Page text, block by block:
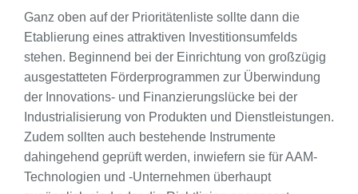
Ganz oben auf der Prioritätenliste sollte dann die
Etablierung eines attraktiven Investitionsumfelds
stehen. Beginnend bei der Einrichtung von großzügig
ausgestatteten Förderprogrammen zur Überwindung
der Innovations- und Finanzierungslücke bei der
Industrialisierung von Produkten und Dienstleistungen.
Zudem sollten auch bestehende Instrumente
dahingehend geprüft werden, inwiefern sie für AAM-
Technologien und -Unternehmen überhaupt